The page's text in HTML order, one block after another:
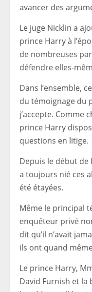
avancer des
Le juge Nicklin a
prince Harry à
de nombreuses
défendre elles-
Dans l’ensemble,
du témoignage du
j’accepte. Comme
prince Harry
questions en litige.
Depuis le début de
a toujours nié ces
été étayées.
Même le principal
enquêteur privé
dit qu’il n’avait
ils ont quand
Le prince Harry,
David Furnish et